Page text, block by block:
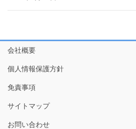
会社概要
個人情報保護方針
免責事項
サイトマップ
お問い合わせ